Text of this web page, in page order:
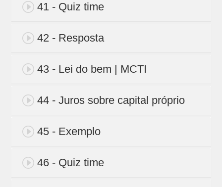
41 - Quiz time
42 - Resposta
43 - Lei do bem | MCTI
44 - Juros sobre capital próprio
45 - Exemplo
46 - Quiz time